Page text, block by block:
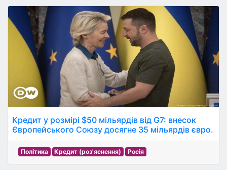
Кредит у розмірі $50 мільярдів від G7: внесок
Європейського Союзу досягне 35 мільярдів євро.
Політика Кредит (роз'яснення) Росія